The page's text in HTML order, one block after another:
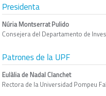
Presidenta
Núria Montserrat Pulido
Consejera del Departamento de
Patrones de la UPF
Eulàlia de Nadal Clanchet
Rectora de la Universidad Pompeu